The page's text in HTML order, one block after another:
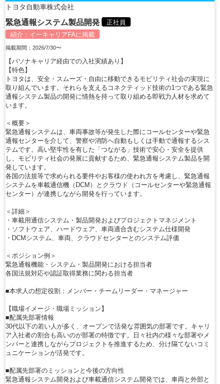
トヨタ自動車株式会社
緊急通報システム製品開発
正社員
紹介： イーキャリアFAに掲載
掲載期間：2026/7/30〜
【パソナキャリア経由での入社実績あり】
【特色】
トヨタは、安全・スムーズ・自由に移動できるモビリティ社会の実現に
取り組んでいます。それらを支えるコネクティッド技術の1つである緊急
通報システム製品の開発に情熱を持って取り組める即戦力人材を求めて
います。
＜概要＞
緊急通報システムは、車両事故等が発生した際にコールセンターや緊急
通報センターを介して、警察や消防へ自動もしくは手動で通報するシス
テムです。高い堅牢性を有した「つながる」技術で安心・安全を提供
し、モビリティ社会の発展に貢献するため、緊急通報システム製品を開
発しています。
各国の法規等で求められる要件やお客様の使われ方を考慮し、緊急通報
システムを車載通信機（DCM）とクラウド（コールセンターや緊急通報
センター）が連携しながら開発を行っています。
＜詳細＞
・車載用通信システム・製品開発およびプロジェクトマネジメント
・ソフトウェア、ハードウェア、車両適合含むシステム仕様開発
・DCMシステム、車両、クラウドセンターとのシステム評価
＜ポジション例＞
緊急通報機能・システム・製品開発における担当者
各国法規対応や認証取得業務に関わる担当者
■本求人の想定役割：メンバー・チームリーダー・マネージャー
【職場イメージ・職場ミッション】
■配属先部署情報
30代以下の若い人が多く、オープンで活発な雰囲気の部署です。キャリ
ア入社者の割合も高いのが部署の特徴です。日々社内の様々な部署やメ
ンバーと連携しながらプロジェクトを推進するため、分け隔てないコミ
ュニケーションが活発です。
■配属先部署のミッションと今後の方向性
緊急通報システム開発および車載通信システム開発では、車両と外部と